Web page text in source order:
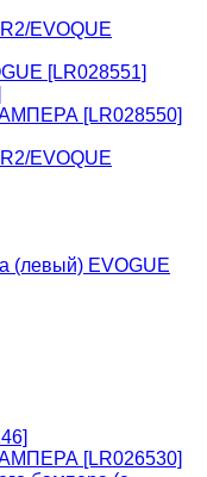
EVOQUE
[LR028551]
[LR028550]
EVOQUE
(левый) EVOGUE
[LR026530]